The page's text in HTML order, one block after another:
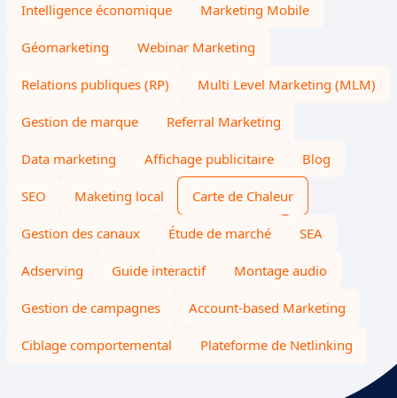
Intelligence économique Marketing Mobile
Géomarketing Webinar Marketing
Relations publiques (RP) Multi Level Marketing (MLM)
Gestion de marque Referral Marketing
Data marketing Affichage publicitaire Blog
SEO Maketing local Carte de Chaleur
Gestion des canaux Étude de marché SEA
Adserving Guide interactif Montage audio
Gestion de campagnes Account-based Marketing
Ciblage comportemental Plateforme de Netlinking